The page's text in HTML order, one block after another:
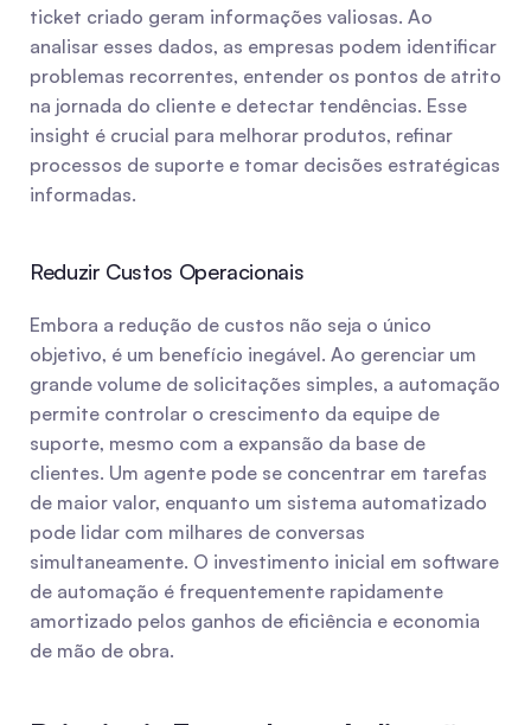
ticket criado geram informações valiosas. Ao
analisar esses dados, as empresas podem identificar
problemas recorrentes, entender os pontos de atrito
na jornada do cliente e detectar tendências. Esse
insight é crucial para melhorar produtos, refinar
processos de suporte e tomar decisões estratégicas
informadas.
Reduzir Custos Operacionais
Embora a redução de custos não seja o único
objetivo, é um benefício inegável. Ao gerenciar um
grande volume de solicitações simples, a automação
permite controlar o crescimento da equipe de
suporte, mesmo com a expansão da base de
clientes. Um agente pode se concentrar em tarefas
de maior valor, enquanto um sistema automatizado
pode lidar com milhares de conversas
simultaneamente. O investimento inicial em software
de automação é frequentemente rapidamente
amortizado pelos ganhos de eficiência e economia
de mão de obra.